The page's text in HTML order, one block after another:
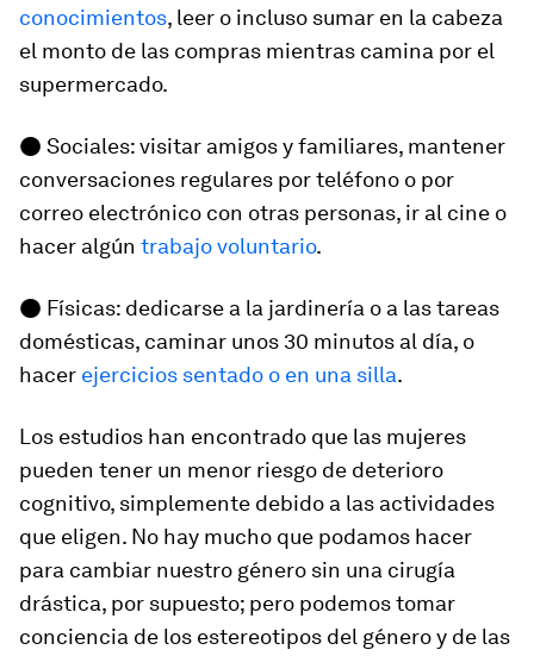
conocimientos, leer o incluso sumar en la cabeza
el monto de las compras mientras camina por el
supermercado.
● Sociales: visitar amigos y familiares, mantener
conversaciones regulares por teléfono o por
correo electrónico con otras personas, ir al cine o
hacer algún trabajo voluntario.
● Físicas: dedicarse a la jardinería o a las tareas
domésticas, caminar unos 30 minutos al día, o
hacer ejercicios sentado o en una silla.
Los estudios han encontrado que las mujeres
pueden tener un menor riesgo de deterioro
cognitivo, simplemente debido a las actividades
que eligen. No hay mucho que podamos hacer
para cambiar nuestro género sin una cirugía
drástica, por supuesto; pero podemos tomar
conciencia de los estereotipos del género y de las